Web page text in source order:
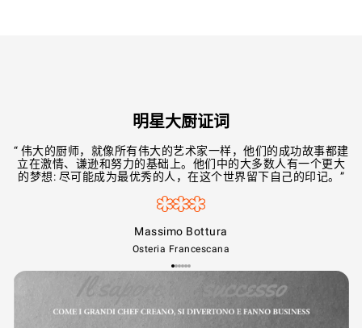
明星大厨证词
“ 伟大的厨师，就像所有伟大的艺术家一样，他们的成功故事都建
立在激情、谦逊和努力的基础上。他们中的大多数人有一个更大
的梦想: 尽可能成为最优秀的人，在这个世界留下自己的印记。”
Massimo Bottura
Osteria Francescana